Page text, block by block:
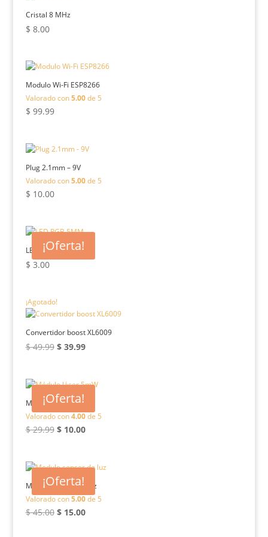
Cristal 8 MHz
$ 8.00
Modulo Wi-Fi ESP8266
Valorado con5.00de 5
$ 99.99
Plug 2.1mm – 9V
Valorado con5.00de 5
$ 10.00
¡Oferta!
LED RGB 5MM
$ 3.00
¡Agotado!
Convertidor boost XL6009
$49.99 El
era:
$ 49.99.
$39.99El
es:
¡Oferta!
Módulo láser 5mW
Valorado con4.00de 5
$29.99 El
era:
$ 29.99.
$10.00El
es:
$ 10.00.
¡Oferta!
Modulo sensor de luz
Valorado con5.00de 5
$45.00 El
$15.00El